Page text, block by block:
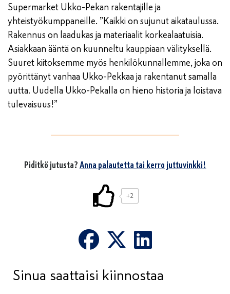
Supermarket Ukko-Pekan rakentajille ja
yhteistyökumppaneille. ”Kaikki on sujunut aikataulussa.
Rakennus on laadukas ja materiaalit korkealaatuisia.
Asiakkaan ääntä on kuunneltu kauppiaan välityksellä.
Suuret kiitoksemme myös henkilökunnallemme, joka on
pyörittänyt vanhaa Ukko-Pekkaa ja rakentanut samalla
uutta. Uudella Ukko-Pekalla on hieno historia ja loistava
tulevaisuus!”
Piditkö jutusta?Anna palautetta tai kerro juttuvinkki!
+2
Sinua saattaisi kiinnostaa